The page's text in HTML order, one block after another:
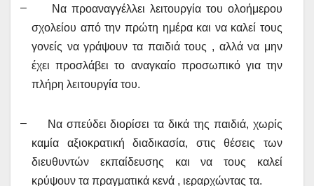
– Να προαναγγέλλει λειτουργία του ολοήμερου
σχολείου από την πρώτη ημέρα και να καλεί τους
γονείς να γράψουν τα παιδιά τους , αλλά να μην
έχει προσλάβει το αναγκαίο προσωπικό για την
πλήρη λειτουργία του.
–
Να σπεύδει διορίσει τα δικά της παιδιά, χωρίς
καμία αξιοκρατική διαδικασία, στις θέσεις των
διευθυντών εκπαίδευσης και να τους καλεί
κρύψουν τα πραγματικά κενά , ιεραρχώντας τα.